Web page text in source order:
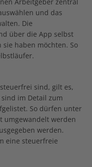
und das
Die
über die App selbst
haben möchten. So
sind, gilt es,
im Detail zum
So dürfen unter
umgewandelt werden
werden.
eine steuerfreie